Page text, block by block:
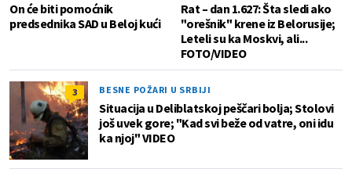
On će biti pomoćnik
predsednika SAD u Beloj kući
Rat – dan 1.627: Šta sledi ako
"orešnik" krene iz Belorusije;
Leteli su ka Moskvi, ali...
FOTO/VIDEO
3 BESNE POŽARI U SRBIJI
Situacija u Deliblatskoj peščari bolja; Stolovi
još uvek gore; "Kad svi beže od vatre, oni idu
ka njoj" VIDEO